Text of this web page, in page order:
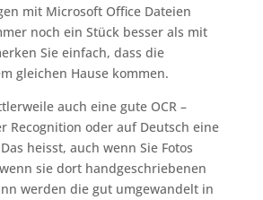
mit Microsoft Office Dateien
noch ein Stück besser als mit
Sie einfach, dass die
gleichen Hause kommen.
auch eine gute OCR –
Recognition oder auf Deutsch eine
heisst, auch wenn Sie Fotos
sie dort handgeschriebenen
werden die gut umgewandelt in